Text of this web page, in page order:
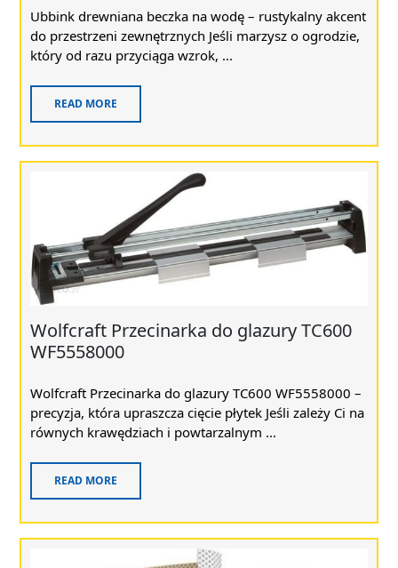
Ubbink drewniana beczka na wodę – rustykalny akcent
do przestrzeni zewnętrznych Jeśli marzysz o ogrodzie,
który od razu przyciąga wzrok, ...
READ MORE
Wolfcraft Przecinarka do glazury TC600
WF5558000
Wolfcraft Przecinarka do glazury TC600 WF5558000 –
precyzja, która upraszcza cięcie płytek Jeśli zależy Ci na
równych krawędziach i powtarzalnym ...
READ MORE